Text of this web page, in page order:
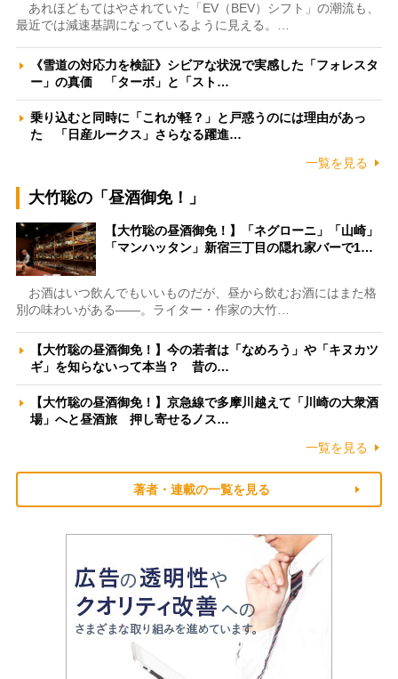
あれほどもてはやされていた「EV（BEV）シフト」の潮流も、
最近では減速基調になっているように見える。…
《雪道の対応力を検証》シビアな状況で実感した「フォレスタ
ー」の真価 「ターボ」と「スト…
乗り込むと同時に「これが軽？」と戸惑うのには理由があっ
た 「日産ルークス」さらなる躍進…
一覧を見る
大竹聡の「昼酒御免！」
【大竹聡の昼酒御免！】「ネグローニ」「山崎」
「マンハッタン」新宿三丁目の隠れ家バーで1…
お酒はいつ飲んでもいいものだが、昼から飲むお酒にはまた格
別の味わいがある――。ライター・作家の大竹…
【大竹聡の昼酒御免！】今の若者は「なめろう」や「キヌカツ
ギ」を知らないって本当？ 昔の…
【大竹聡の昼酒御免！】京急線で多摩川越えて「川崎の大衆酒
場」へと昼酒旅 押し寄せるノス…
一覧を見る
著者・連載の一覧を見る